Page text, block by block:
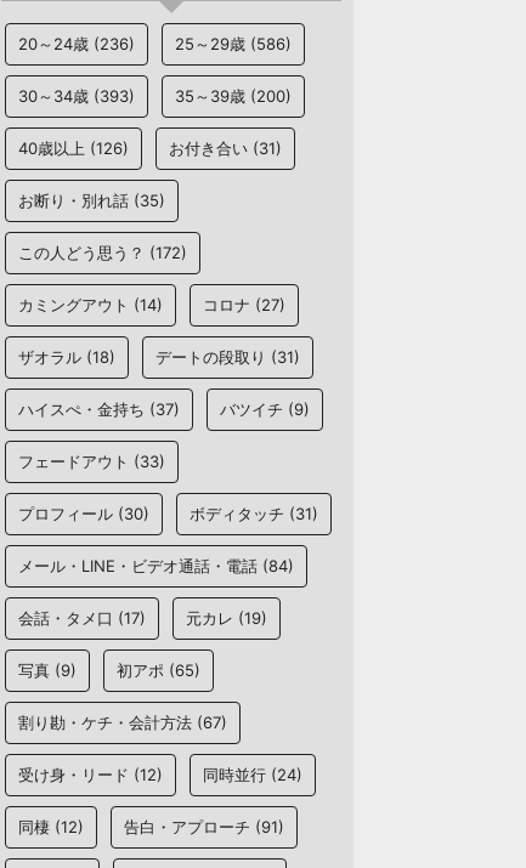
20～24歳 (236) 25～29歳 (586)
30～34歳 (393) 35～39歳 (200)
40歳以上 (126) お付き合い (31)
お断り・別れ話 (35)
この人どう思う？ (172)
カミングアウト (14) コロナ (27)
ザオラル (18) デートの段取り (31)
ハイスぺ・金持ち (37) バツイチ (9)
フェードアウト (33)
プロフィール (30) ボディタッチ (31)
メール・LINE・ビデオ通話・電話 (84)
会話・タメ口 (17) 元カレ (19)
写真 (9) 初アポ (65)
割り勘・ケチ・会計方法 (67)
受け身・リード (12) 同時並行 (24)
同棲 (12) 告白・アプローチ (91)